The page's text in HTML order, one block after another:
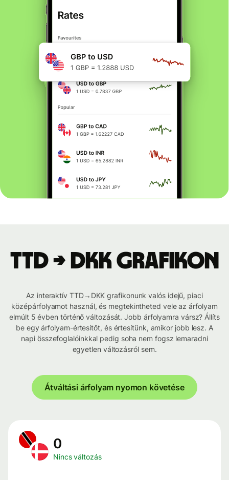
TTD → DKK grafikon
Az interaktív TTD→DKK grafikonunk valós idejű, piaci
középárfolyamot használ, és megtekintheted vele az árfolyam
elmúlt 5 évben történő változását. Jobb árfolyamra vársz? Állíts
be egy árfolyam-értesítőt, és értesítünk, amikor jobb lesz. A
napi összefoglalóinkkal pedig soha nem fogsz lemaradni
egyetlen változásról sem.
Átváltási árfolyam nyomon követése
0
Nincs változás